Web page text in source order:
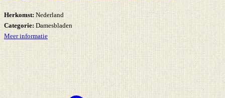
Herkomst: Nederland
Categorie: Damesbladen
Meer informatie